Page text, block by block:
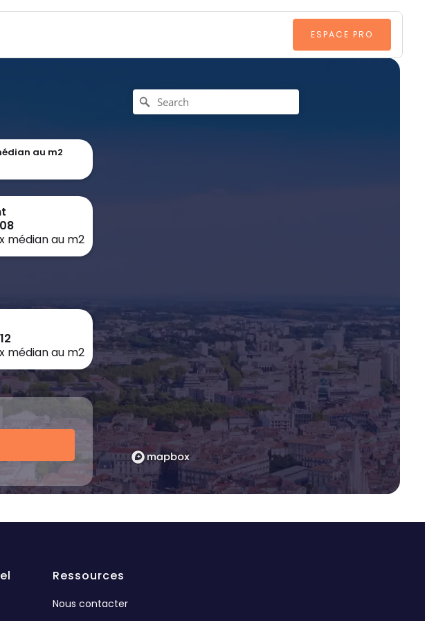
ESPACE PRO
au m2
médian au m2
médian au m2
Ressources
Nous contacter